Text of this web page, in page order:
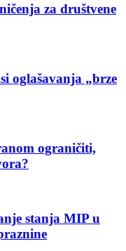
za društvene
oglašavanja „brze
ograničiti,
stanja MIP u